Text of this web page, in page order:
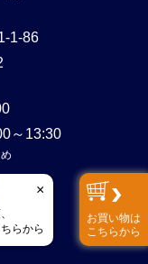
×
らから
お買い物は
こちらから
1-86
～13:30